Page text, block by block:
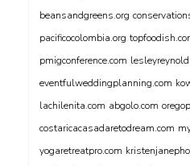
beansandgreens.org
pacificocolombia.org
pmigconference.com
eventfulweddingplanning.com
lachilenita.com abgolo.com
costaricacasadaretodream.com
yogaretreatpro.com